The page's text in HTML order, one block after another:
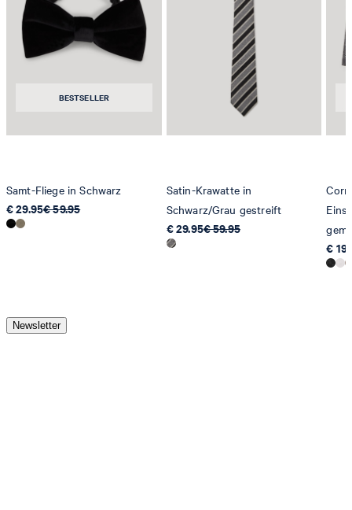
BESTSELLER
Samt-Fliege in Schwarz
€ 29.95€ 59.95
Satin-Krawatte in
Schwarz/Grau gestreift
€ 29.95€ 59.95
€
Newsletter